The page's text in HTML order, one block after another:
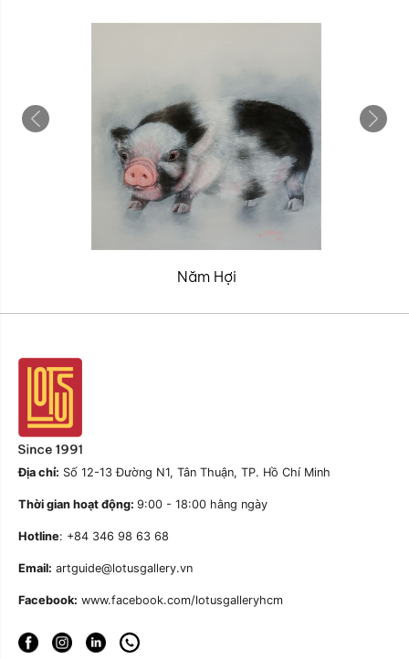
Năm Hợi
Địa chỉ: Số 12-13 Đường N1, Tân Thuận, TP. Hồ Chí Minh
Thời gian hoạt động: 9:00 - 18:00 hằng ngày
Hotline: +84 346 98 63 68
Email: artguide@lotusgallery.vn
Facebook: www.facebook.com/lotusgalleryhcm